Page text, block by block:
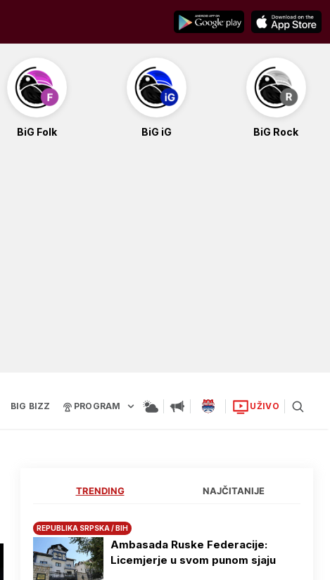
BiG Folk BiG iG BiG Rock
BIG BIZZ PROGRAM UŽIVO
TRENDING NAJČITANIJE
REPUBLIKA SRPSKA / BIH
Ambasada Ruske Federacije:
Licemjerje u svom punom sjaju